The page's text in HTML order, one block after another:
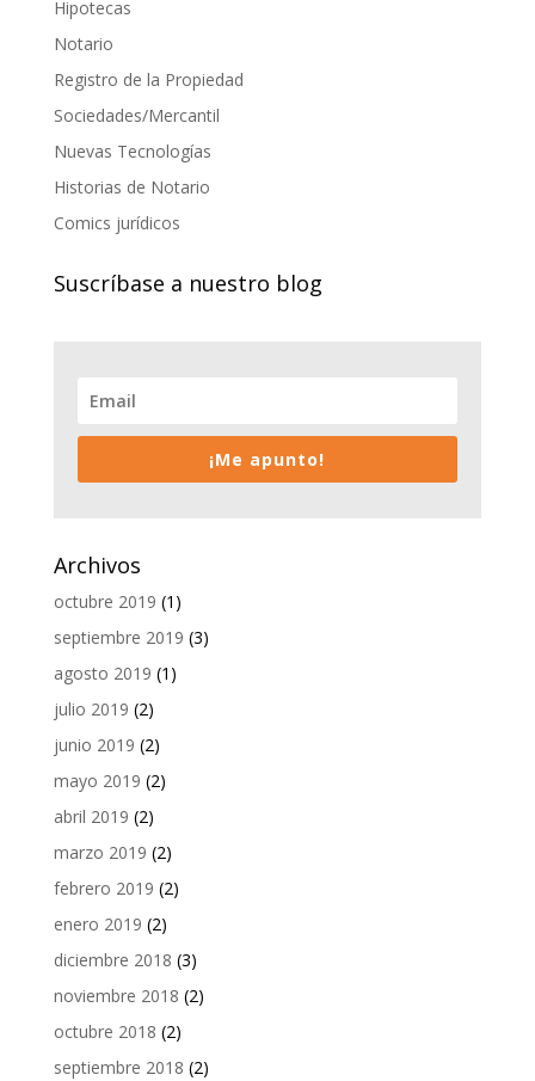
Hipotecas
Notario
Registro de la Propiedad
Sociedades/Mercantil
Nuevas Tecnologías
Historias de Notario
Comics jurídicos
Suscríbase a nuestro blog
¡Me apunto!
Archivos
octubre 2019 (1)
septiembre 2019 (3)
agosto 2019 (1)
julio 2019 (2)
junio 2019 (2)
mayo 2019 (2)
abril 2019 (2)
marzo 2019 (2)
febrero 2019 (2)
enero 2019 (2)
diciembre 2018 (3)
noviembre 2018 (2)
octubre 2018 (2)
septiembre 2018 (2)